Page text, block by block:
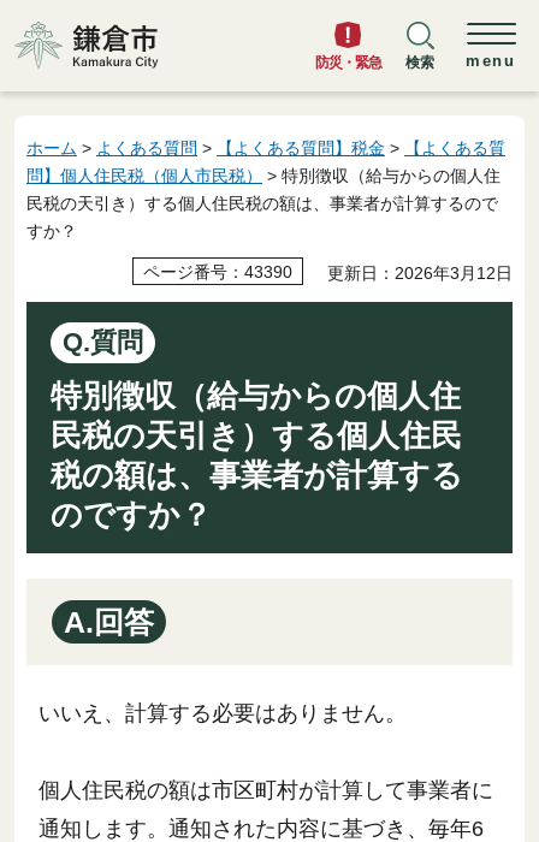
鎌倉市
防災・緊急 検索 menu
ホーム > よくある質問 > 【よくある質問】税金 >
【よくある質
問】個人住民税（個人市民税）
> 特別徴収（給与からの個人住
民税の天引き）する個人住民税の額は、事業者が計算するので
すか？
ページ番号：43390 更新日：2026年3月12日
Q.質問
特別徴収（給与からの個人住
民税の天引き）する個人住民
税の額は、事業者が計算する
のですか？
A.回答
いいえ、計算する必要はありません。
個人住民税の額は市区町村が計算して事業者に
通知します。通知された内容に基づき、毎年6